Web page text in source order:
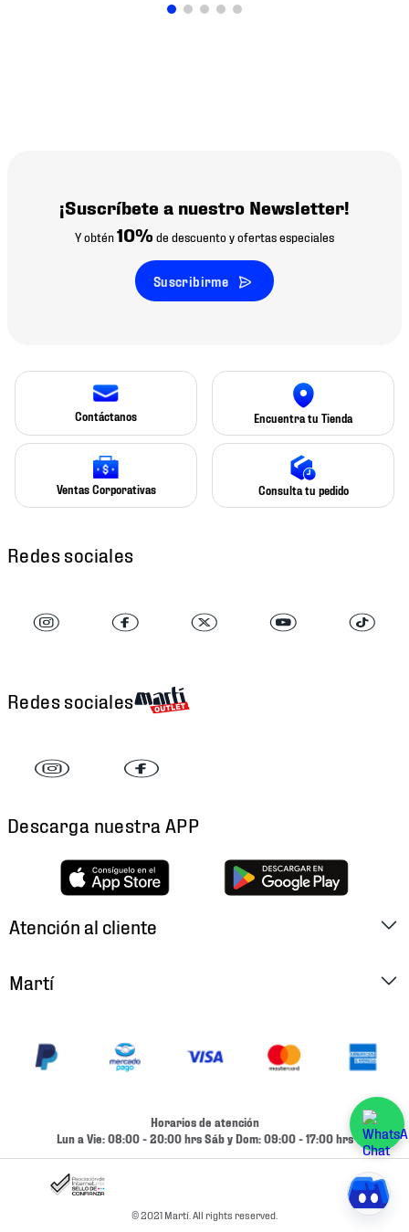
¡Suscríbete a nuestro Newsletter!
Y obtén10% de descuento y ofertas especiales
Suscribirme
Contáctanos Encuentra tu Tienda
Ventas Corporativas Consulta tu pedido
Redes sociales
Redes sociales
Descarga nuestra APP
Atención al cliente
Cambios y Devoluciones
Condiciones de Entrega y Devolución Marketplace
Martí
Ubica tu Tienda
Términos y Condiciones
Horarios de atención
Lun a Vie: 08:00 - 20:00 hrs Sáb y Dom: 09:00 - 17:00 hrs
© 2021 Martí. All rights reserved.